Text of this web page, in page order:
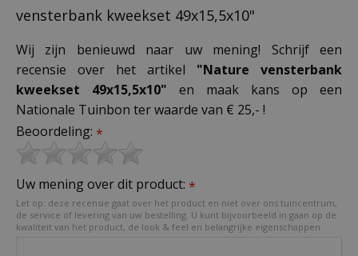
vensterbank kweekset 49x15,5x10"
Wij zijn benieuwd naar uw mening! Schrijf een
recensie over het artikel "Nature vensterbank
kweekset 49x15,5x10" en maak kans op een
Nationale Tuinbon ter waarde van € 25,- !
Beoordeling: *
Uw mening over dit product: *
Let op: deze recensie gaat over het product en niet over ons tuincentrum,
de service of levering van uw bestelling. U kunt bijvoorbeeld in gaan op de
kwaliteit van het product, de look & feel en belangrijke eigenschappen.